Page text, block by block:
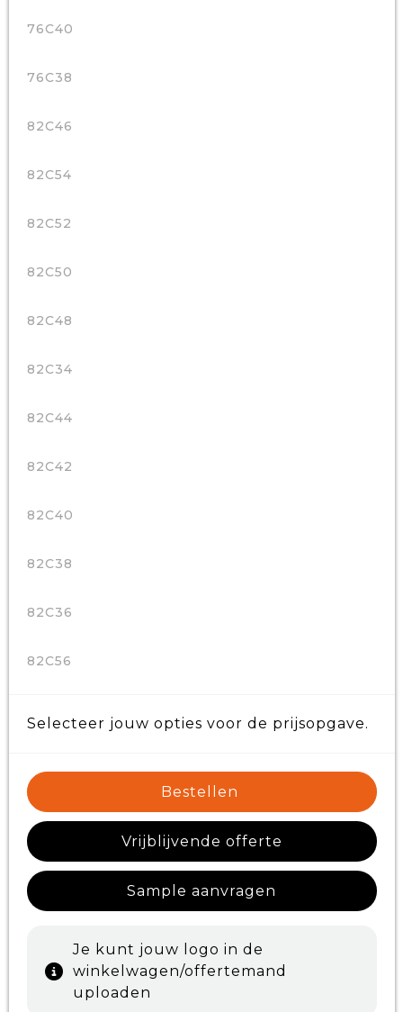
76C40
76C38
82C46
82C54
82C52
82C50
82C48
82C34
82C44
82C42
82C40
82C38
82C36
82C56
Selecteer jouw opties voor de prijsopgave.
Bestellen
Vrijblijvende offerte
Sample aanvragen
Je kunt jouw logo in de
winkelwagen/offertemand
uploaden